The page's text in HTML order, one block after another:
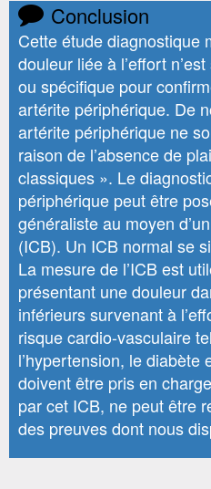
Conclusion
Cette étude diagnostique
douleur liée à l’effort
ou spécifique pour
artérite périphérique. De
artérite périphérique ne
raison de l’absence de
classiques ». Le
périphérique peut être
généraliste au moyen
(ICB). Un ICB normal se
La mesure de l’ICB est
présentant une douleur
inférieurs survenant à
risque cardio-vasculaire
l’hypertension, le diabète
doivent être pris en
par cet ICB, ne peut être
des preuves dont nous